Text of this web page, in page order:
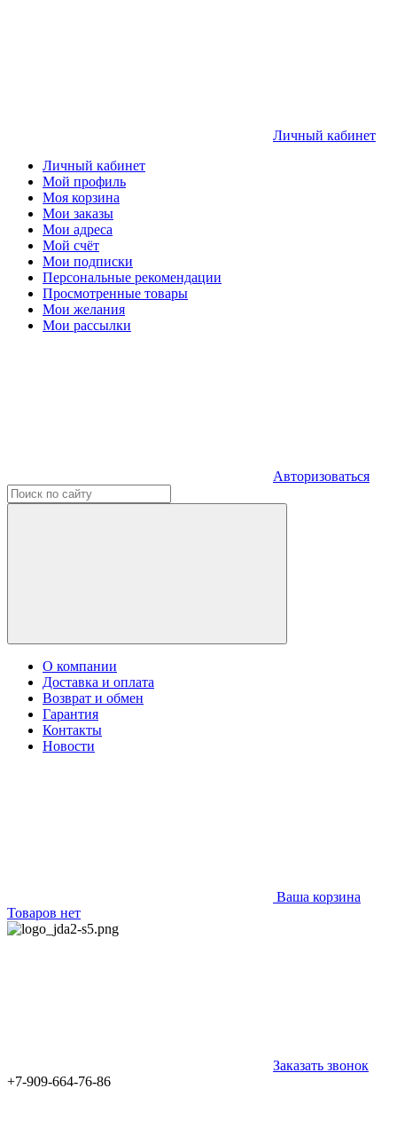
Личный кабинет
Личный кабинет
Мой профиль
Моя корзина
Мои заказы
Мои адреса
Мой счёт
Мои подписки
Персональные рекомендации
Просмотренные товары
Мои желания
Мои рассылки
Авторизоваться
О компании
Доставка и оплата
Возврат и обмен
Гарантия
Контакты
Новости
Ваша корзина
Товаров нет
Заказать звонок
+7-909-664-76-86